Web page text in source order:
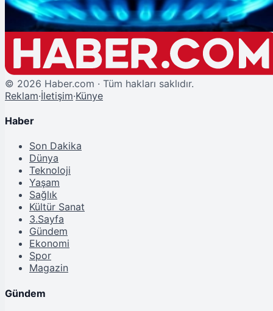
© 2026 Haber.com · Tüm hakları saklıdır.
Reklam·İletişim·Künye
Haber
Son Dakika
Dünya
Teknoloji
Yaşam
Sağlık
Kültür Sanat
3.Sayfa
Gündem
Ekonomi
Spor
Magazin
Gündem